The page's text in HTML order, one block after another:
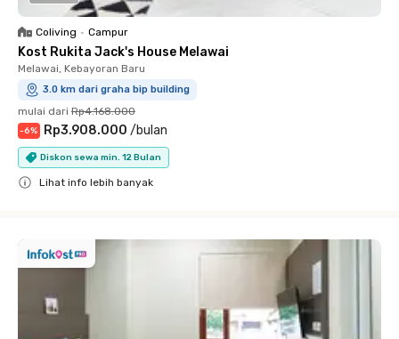
Coliving • Campur
Kost Rukita Jack's House Melawai
Melawai, Kebayoran Baru
3.0 km dari graha bip building
mulai dari Rp4.168.000
-6% Rp3.908.000 /bulan
Diskon sewa min. 12 Bulan
Lihat info lebih banyak